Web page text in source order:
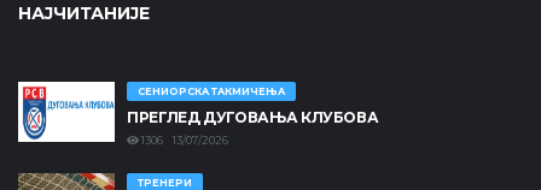
НАЈЧИТАНИЈЕ
СЕНИОРСКА ТАКМИЧЕЊА
ПРЕГЛЕД ДУГОВАЊА КЛУБОВА
1306 13/07/2026
ТРЕНЕРИ